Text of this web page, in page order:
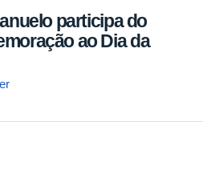
participa do
ao Dia da